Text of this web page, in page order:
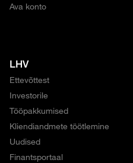
Ava konto
LHV
Ettevõttest
Investorile
Tööpakkumised
Kliendiandmete töötlemine
Uudised
Finantsportaal